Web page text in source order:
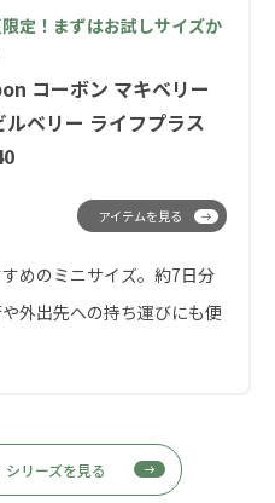
コーボン マキベリー
ルベリー ライフプラス
定！まずはお試しサイズか
めのミニサイズ。約7日分
外出先への持ち運びにも便
アイテムを見る
シリーズを見る